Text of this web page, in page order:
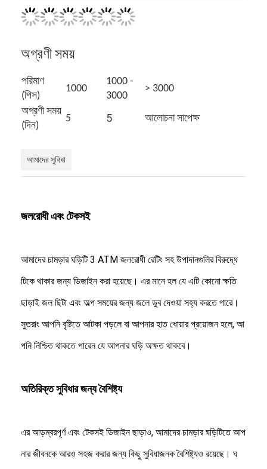
বাড়ি
পণ্য
কারখানা ভ্রমণ
যোগাযোগ করুন
ব্লগ
কোয়ার্টজ কব্জি ঘড়ি
স্টেইনলেস স্টীল স্ট্র্যাপ ঘড়ি
অগ্রণী সময়
পরিমাণ
(পিস)
1000
1000 -
3000
> 3000
অগ্রণী সময়
(দিন)
5 5 আলোচনা সাপেক্ষ
আমাদের সুবিধা
জলরোধী এবং টেকসই
আমাদের চামড়ার ঘড়িটি 3 ATM জলরোধী রেটিং সহ উপাদানগুলির বিরুদ্ধে
টিকে থাকার জন্য ডিজাইন করা হয়েছে। এর মানে হল যে এটি কোনো ক্ষতি
ছাড়াই জল ছিটা এবং অল্প সময়ের জন্য জলে ডুব দেওয়া সহ্য করতে পারে।
সুতরাং আপনি বৃষ্টিতে আটকা পড়লে বা আপনার হাত ধোয়ার প্রয়োজন হলে, আ
পনি নিশ্চিত থাকতে পারেন যে আপনার ঘড়ি অক্ষত থাকবে।
অতিরিক্ত সুবিধার জন্য বৈশিষ্ট্য
এর আড়ম্বরপূর্ণ এবং টেকসই ডিজাইন ছাড়াও, আমাদের চামড়ার ঘড়িটিতে আপ
নার জীবনকে আরও সহজ করার জন্য কিছু সুবিধাজনক বৈশিষ্ট্যও রয়েছে। ঘ